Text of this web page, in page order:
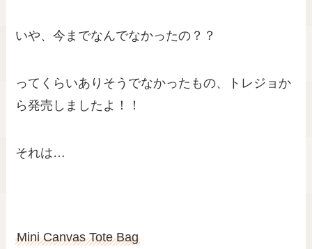
いや、今までなんでなかったの？？
ってくらいありそうでなかったもの、トレジョか
ら発売しましたよ！！
それは…
Mini Canvas Tote Bag